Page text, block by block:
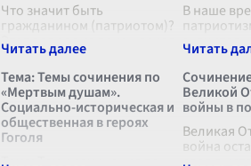
Что значит быть
гражданином (патриотом)?
Этот вопрос из покон веков
волновал умы философов,
политиков и простых
людей, испытывающих
глубокую привязанность к
своей Родине. Ответ на...
В наше
отражая
именно
опре...
Тема: Темы сочинения по
«Мертвым душам».
Социально-историческая и
общественная в героях
Гоголя
Тема: Темы сочинения по
Великой
войны в
Великая
война
след в